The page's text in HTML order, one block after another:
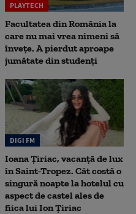
PLAYTECH
Facultatea din România la
care nu mai vrea nimeni să
înveţe. A pierdut aproape
jumătate din studenţi
DIGI FM
Ioana Țiriac, vacanță de lux
în Saint-Tropez. Cât costă o
singură noapte la hotelul cu
aspect de castel ales de
fiica lui Ion Țiriac